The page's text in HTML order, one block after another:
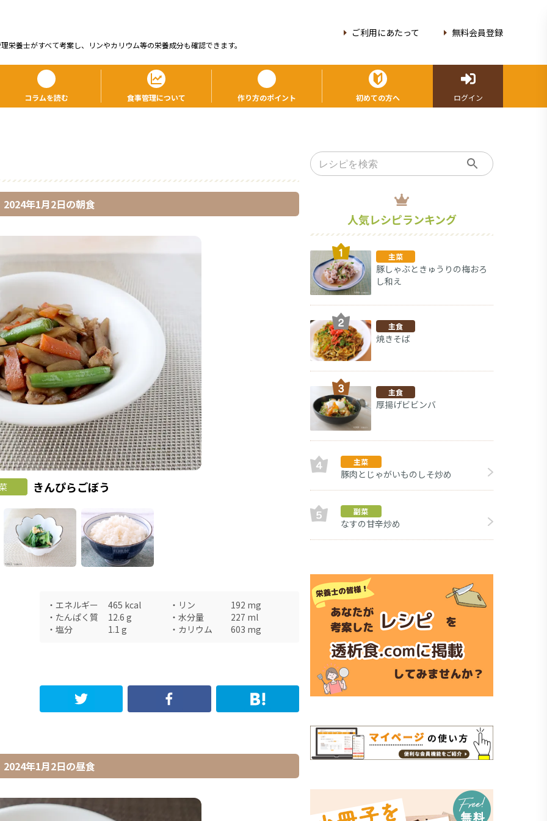
栄養⼠がすべて考案し、リンやカリウム等の栄養成分も確認できます。
ご利用にあたって 無料会員登録
コラムを読む 食事管理について 作り方のポイント 初めての方へ ログイン
2024年1月2日の朝食
きんぴらごぼう
・ エネルギー 465 kcal ・ リン 192 mg
・ たんぱく質 12.6 g ・ 水分量 227 ml
・ 塩分 1.1 g ・ カリウム 603 mg
2024年1月2日の昼食
人気レシピランキング
主菜
豚しゃぶときゅうりの梅おろ
し和え
主食
焼きそば
主食
厚揚げビビンバ
主菜
豚肉とじゃがいものしそ炒め
副菜
なすの甘辛炒め